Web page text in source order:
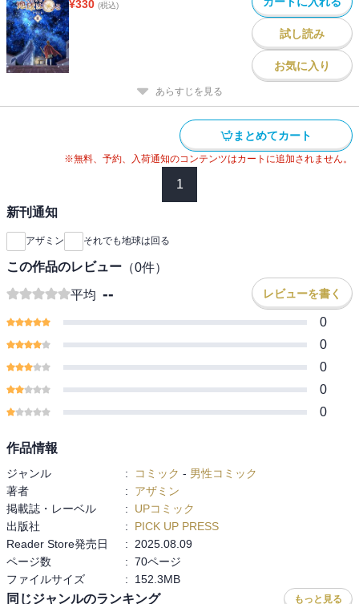
¥330 (税込)
試し読み
お気に入り
あらすじを見る
まとめてカート
※無料、予約、入荷通知のコンテンツはカートに追加されません。
1
新刊通知
アザミン それでも地球は回る
この作品のレビュー （0件）
平均 -- レビューを書く
0
0
0
0
0
作品情報
ジャンル : コミック - 男性コミック
著者
:
アザミン
掲載誌・レーベル
:
UPコミック
出版社
:
PICK UP PRESS
Reader Store発売日
:
2025.08.09
ページ数
: 70ページ
ファイルサイズ
: 152.3MB
同じジャンルのランキング もっと見る